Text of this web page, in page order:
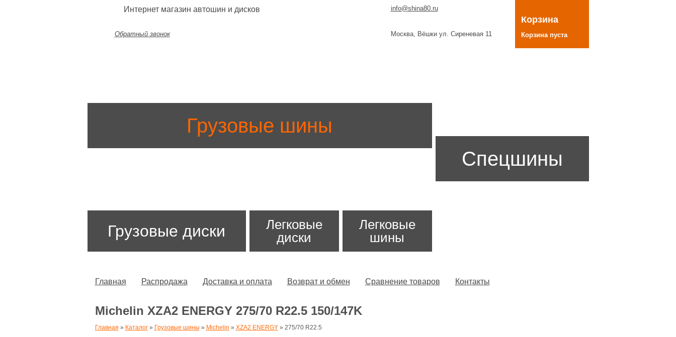
Интернет магазин автошин и дисков
Обратный звонок
info@shina80.ru
Москва, Вёшки ул. Сиреневая 11
Корзина
Корзина пуста
Грузовые шины
Спецшины
Грузовые диски
Легковые
диски
Легковые
шины
Главная Распродажа Доставка и оплата Возврат и обмен Сравнение товаров Контакты
Michelin XZA2 ENERGY 275/70 R22.5 150/147K
Главная » Каталог» Грузовые шины » Michelin » XZA2 ENERGY» 275/70 R22.5